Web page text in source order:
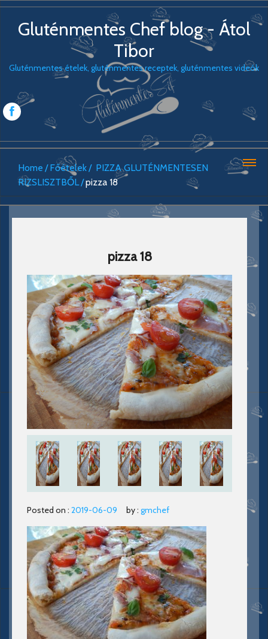
Gluténmentes Chef blog - Átol
Tibor
Gluténmentes ételek, gluténmentes receptek, gluténmentes videók
Home Főételek
PIZZA GLUTÉNMENTESEN
RIZSLISZTBŐL pizza 18
pizza 18
Posted on : 2019-06-09 by : gmchef